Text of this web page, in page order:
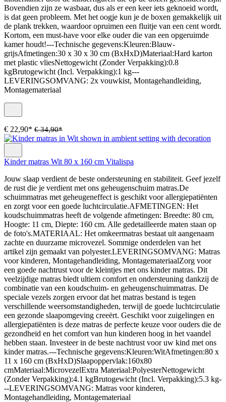
Bovendien zijn ze wasbaar, dus als er een keer iets geknoeid wordt,
is dat geen probleem. Met het oogje kun je de boxen gemakkelijk uit
de plank trekken, waardoor opruimen een fluitje van een cent wordt.
Kortom, een must-have voor elke ouder die van een opgeruimde
kamer houdt!---Technische gegevens:Kleuren:Blauw-
grijsAfmetingen:30 x 30 x 30 cm (BxHxD)Materiaal:Hard karton
met plastic vliesNettogewicht (Zonder Verpakking):0.8
kgBrutogewicht (Incl. Verpakking):1 kg---
LEVERINGSOMVANG: 2x vouwkist, Montagehandleiding,
Montagemateriaal
€ 22,90* € 34,90*
Kinder matras Wit 80 x 160 cm Vitalispa
Jouw slaap verdient de beste ondersteuning en stabiliteit. Geef jezelf
de rust die je verdient met ons geheugenschuim matras.De
schuimmatras met geheugeneffect is geschikt voor allergiepatiënten
en zorgt voor een goede luchtcirculatie.AFMETINGEN: Het
koudschuimmatras heeft de volgende afmetingen: Breedte: 80 cm,
Hoogte: 11 cm, Diepte: 160 cm. Alle gedetailleerde maten staan op
de foto's.MATERIAAL: Het omkeermatras bestaat uit aangenaam
zachte en duurzame microvezel. Sommige onderdelen van het
artikel zijn gemaakt van polyester.LEVERINGSOMVANG: Matras
voor kinderen, Montagehandleiding, MontagemateriaalZorg voor
een goede nachtrust voor de kleintjes met ons kinder matras. Dit
veelzijdige matras biedt ultiem comfort en ondersteuning dankzij de
combinatie van een koudschuim- en geheugenschuimmatras. De
speciale vezels zorgen ervoor dat het matras bestand is tegen
verschillende weersomstandigheden, terwijl de goede luchtcirculatie
een gezonde slaapomgeving creeërt. Geschikt voor zuigelingen en
allergiepatiënten is deze matras de perfecte keuze voor ouders die de
gezondheid en het comfort van hun kinderen hoog in het vaandel
hebben staan. Investeer in de beste nachtrust voor uw kind met ons
kinder matras.---Technische gegevens:Kleuren:WitAfmetingen:80 x
11 x 160 cm (BxHxD)Slaapoppervlak:160x80
cmMateriaal:MicrovezelExtra Materiaal:PolyesterNettogewicht
(Zonder Verpakking):4.1 kgBrutogewicht (Incl. Verpakking):5.3 kg-
--LEVERINGSOMVANG: Matras voor kinderen,
Montagehandleiding, Montagemateriaal